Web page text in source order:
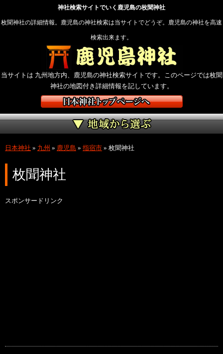
神社検索サイトでいく鹿児島の枚聞神社
枚聞神社の詳細情報。鹿児島の神社検索は当サイトでどうぞ。鹿児島の神社を高速
検索出来ます。
当サイトは 九州地方内、鹿児島の神社検索サイトです。このページでは枚聞
神社の地図付き詳細情報を記しています。
日本神社 » 九州 » 鹿児島 » 指宿市 » 枚聞神社
枚聞神社
スポンサードリンク